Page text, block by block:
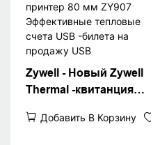
Zywell - Новый Zywell
Thermal -квитанция
Эффективные
Добавить В Корзину